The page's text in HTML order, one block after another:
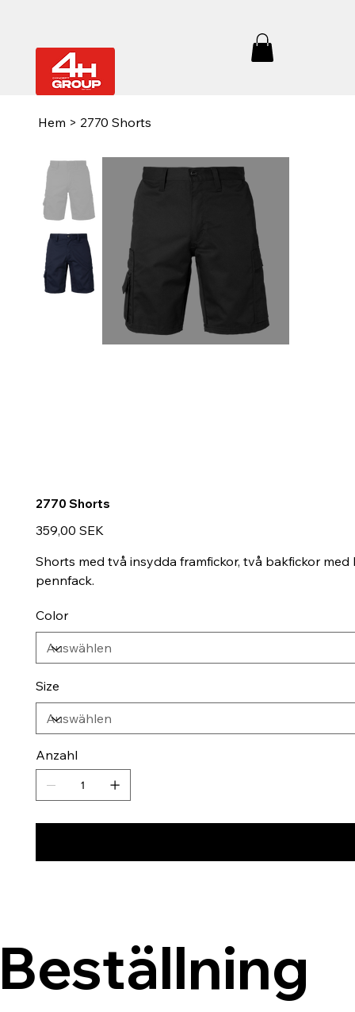
Hem > 2770 Shorts
2770 Shorts
Preis
359,00 SEK
Shorts med två insydda framfickor, två bakfickor
pennfack.
Color
Size
Anzahl